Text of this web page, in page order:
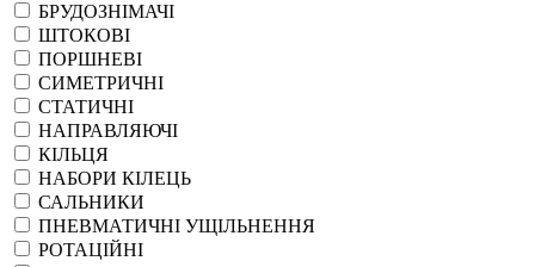
БРУДОЗНІМАЧІ
ШТОКОВІ
ПОРШНЕВІ
СИМЕТРИЧНІ
СТАТИЧНІ
НАПРАВЛЯЮЧІ
КІЛЬЦЯ
НАБОРИ КІЛЕЦЬ
САЛЬНИКИ
ПНЕВМАТИЧНІ УЩІЛЬНЕННЯ
РОТАЦІЙНІ